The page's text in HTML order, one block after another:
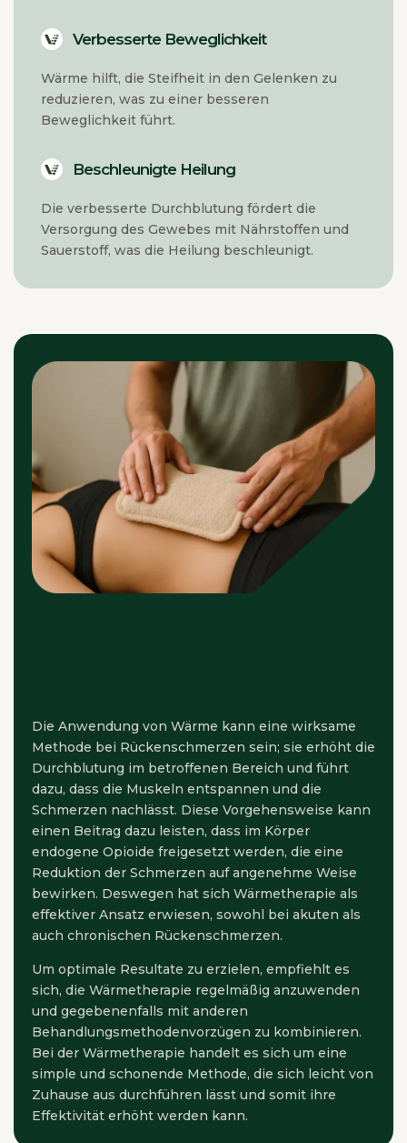
Verbesserte Beweglichkeit
Wärme hilft, die Steifheit in den Gelenken zu
reduzieren, was zu einer besseren
Beweglichkeit führt.
Beschleunigte Heilung
Die verbesserte Durchblutung fördert die
Versorgung des Gewebes mit Nährstoffen und
Sauerstoff, was die Heilung beschleunigt.
Die Anwendung von Wärme kann eine wirksame
Methode bei Rückenschmerzen sein; sie erhöht die
Durchblutung im betroffenen Bereich und führt
dazu, dass die Muskeln entspannen und die
Schmerzen nachlässt. Diese Vorgehensweise kann
einen Beitrag dazu leisten, dass im Körper
endogene Opioide freigesetzt werden, die eine
Reduktion der Schmerzen auf angenehme Weise
bewirken. Deswegen hat sich Wärmetherapie als
effektiver Ansatz erwiesen, sowohl bei akuten als
auch chronischen Rückenschmerzen.
Um optimale Resultate zu erzielen, empfiehlt es
sich, die Wärmetherapie regelmäßig anzuwenden
und gegebenenfalls mit anderen
Behandlungsmethodenvorzügen zu kombinieren.
Bei der Wärmetherapie handelt es sich um eine
simple und schonende Methode, die sich leicht von
Zuhause aus durchführen lässt und somit ihre
Effektivität erhöht werden kann.